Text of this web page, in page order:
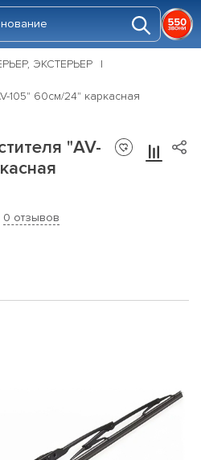
ЭКСТЕРЬЕР
105" 60см/24" каркасная
"AV-
0 отзывов